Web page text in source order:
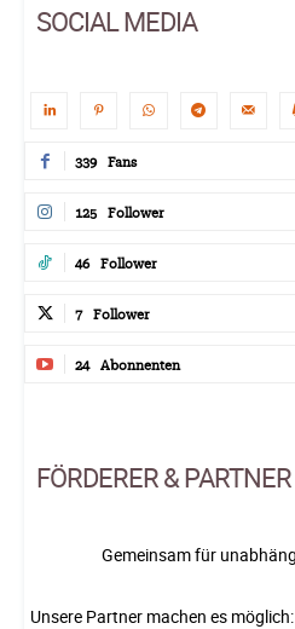
SOCIAL MEDIA
339 Fans
125 Follower
46 Follower
7 Follower
24 Abonnenten
FÖRDERER & PARTNER
Gemeinsam für
Unsere Partner machen es möglich: